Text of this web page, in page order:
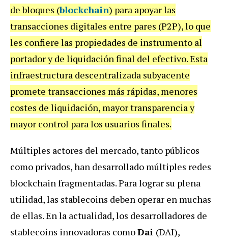
de bloques (blockchain) para apoyar las
transacciones digitales entre pares (P2P), lo que
les confiere las propiedades de instrumento al
portador y de liquidación final del efectivo. Esta
infraestructura descentralizada subyacente
promete transacciones más rápidas, menores
costes de liquidación, mayor transparencia y
mayor control para los usuarios finales.
Múltiples actores del mercado, tanto públicos
como privados, han desarrollado múltiples redes
blockchain fragmentadas. Para lograr su plena
utilidad, las stablecoins deben operar en muchas
de ellas. En la actualidad, los desarrolladores de
stablecoins innovadoras comoDai (DAI),